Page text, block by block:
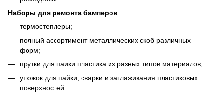
Наборы для ремонта бамперов
термостеплеры;
полный ассортимент металлических скоб различных
форм;
прутки для пайки пластика из разных типов материалов;
утюжок для пайки, сварки и заглаживания пластиковых
поверхностей.